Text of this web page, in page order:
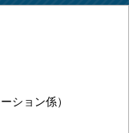
ション係）